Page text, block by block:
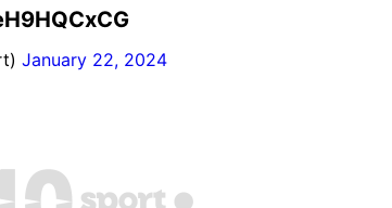
January 22, 2024